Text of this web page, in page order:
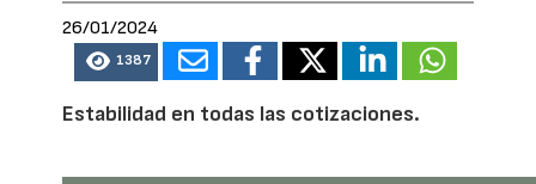
26/01/2024
1387
Estabilidad en todas las cotizaciones.